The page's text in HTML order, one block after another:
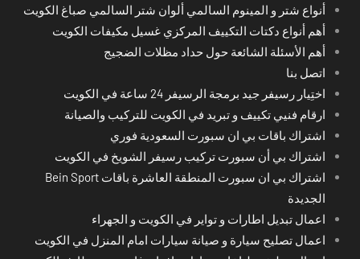
أنواع شتر و المينوم السالمي ألوان شتر السالمي صباغ الكويت
أهم أنواع دكتات التكييف المركزي غسيل مكيفات الكويت
أهم الأسئلة الشائعة حول حداد مظلات الضجيج
اتصل بنا
اختِيار رسيفر جيد برمجة الرسيفر 24 ساعة في الكويت
ارقام فنيي تكييف و تبريد في الكويت للتركيب والصيانة
اشتراك باقات بي ان سبورت السعودية فوري
اشتراك بي أن سبورت تركيب رسيفر الشويخ في الكويت
اشتراك بي ان سبورت المنطقة العاشرة باقات Bein Sport
الجديدة
اعمال تبديل اطارات و تواير في الكويت و الجهراء
اعمال تصليح سيارة و صيانة سيارات امام المنزل في الكويت